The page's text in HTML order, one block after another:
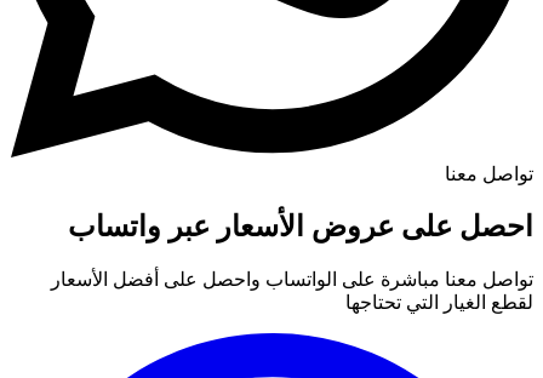
تواصل معنا
احصل على عروض الأسعار عبر واتساب
تواصل معنا مباشرة على الواتساب واحصل على أفضل الأسعار
لقطع الغيار التي تحتاجها